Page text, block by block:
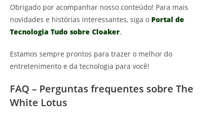
Obrigado por acompanhar nosso conteúdo! Para mais
novidades e histórias interessantes, siga o Portal de
Tecnologia Tudo sobre Cloaker.
Estamos sempre prontos para trazer o melhor do
entretenimento e da tecnologia para você!
FAQ – Perguntas frequentes sobre The
White Lotus